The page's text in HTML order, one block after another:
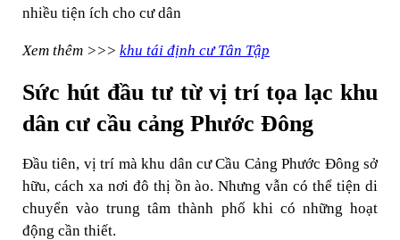
nhiều tiện ích cho cư dân
Xem thêm >>> khu tái định cư Tân Tập
Sức hút đầu tư từ vị trí tọa lạc khu
dân cư cầu cảng Phước Đông
Đầu tiên, vị trí mà khu dân cư Cầu Cảng Phước Đông sở
hữu, cách xa nơi đô thị ồn ào. Nhưng vẫn có thể tiện di
chuyển vào trung tâm thành phố khi có những hoạt
động cần thiết.